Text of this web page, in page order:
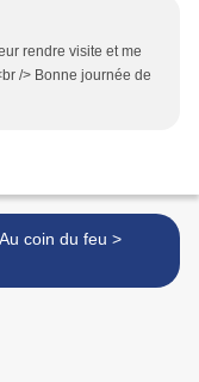
rendre visite et me
/> Bonne journée de
Au coin du feu >